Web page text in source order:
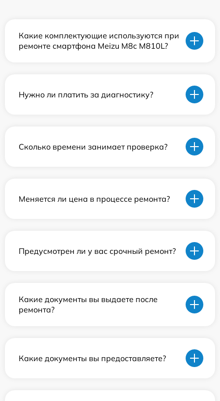
Какие комплектующие используются при
ремонте смартфона Meizu M8c M810L?
Нужно ли платить за диагностику?
Сколько времени занимает проверка?
Меняется ли цена в процессе ремонта?
Предусмотрен ли у вас срочный ремонт?
Какие документы вы выдаете после
ремонта?
Какие документы вы предоставляете?